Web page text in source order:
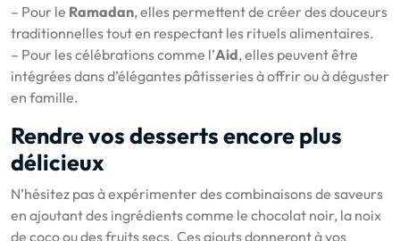
– Pour le Ramadan, elles permettent de créer des douceurs
traditionnelles tout en respectant les rituels alimentaires.
– Pour les célébrations comme l’Aid, elles peuvent être
intégrées dans d’élégantes pâtisseries à offrir ou à déguster
en famille.
Rendre vos desserts encore plus
délicieux
N’hésitez pas à expérimenter des combinaisons de saveurs
en ajoutant des ingrédients comme le chocolat noir, la noix
de coco ou des fruits secs. Ces ajouts donneront à vos